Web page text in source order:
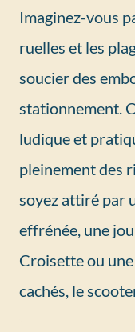
Imaginez-vous
ruelles et les
soucier des
stationnement.
ludique et
pleinement des
soyez attiré par
effrénée, une
Croisette ou
cachés, le